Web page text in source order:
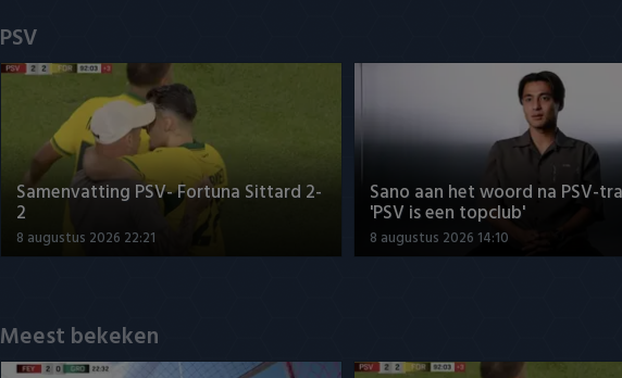
PSV
Samenvatting PSV- Fortuna Sittard 2-
2
8 augustus 2026 22:21
Sano aan het woord na PSV-
'PSV is een topclub'
8 augustus 2026 14:10
Meest bekeken